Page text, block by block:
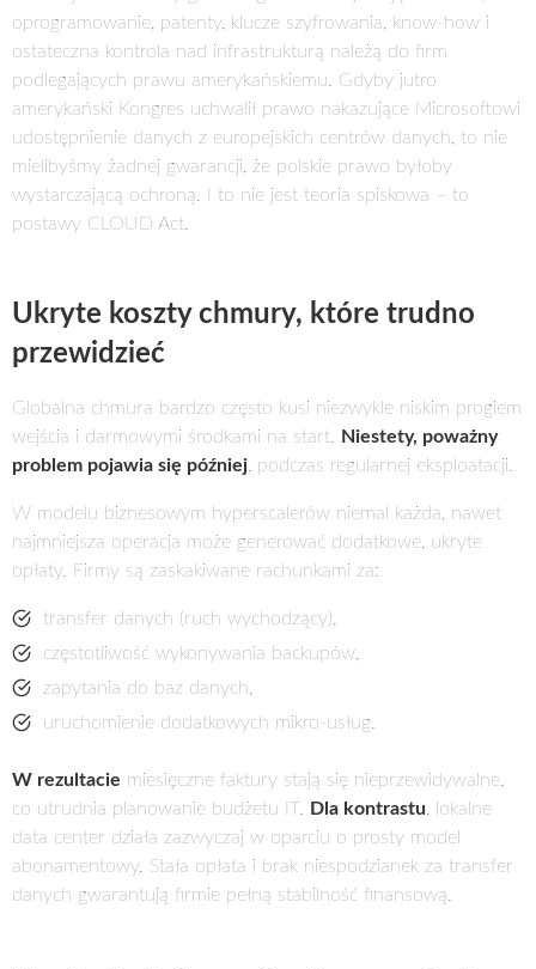
oprogramowanie, patenty, klucze szyfrowania, know-how i
ostateczna kontrola nad infrastrukturą należą do firm
podlegających prawu amerykańskiemu. Gdyby jutro
amerykański Kongres uchwalił prawo nakazujące Microsoftowi
udostępnienie danych z europejskich centrów danych, to nie
mielibyśmy żadnej gwarancji, że polskie prawo byłoby
wystarczającą ochroną. I to nie jest teoria spiskowa – to
postawy CLOUD Act.
Ukryte koszty chmury, które trudno
przewidzieć
Globalna chmura bardzo często kusi niezwykle niskim progiem
wejścia i darmowymi środkami na start.
Niestety, poważny
problem pojawia się później , podczas regularnej eksploatacji.
W modelu biznesowym hyperscalerów niemal każda, nawet
najmniejsza operacja może generować dodatkowe, ukryte
opłaty. Firmy są zaskakiwane rachunkami za:
transfer danych (ruch wychodzący),
częstotliwość wykonywania backupów,
zapytania do baz danych,
uruchomienie dodatkowych mikro-usług.
W rezultacie miesięczne faktury stają się nieprzewidywalne,
co utrudnia planowanie budżetu IT.
Dla kontrastu , lokalne
data center działa zazwyczaj w oparciu o prosty model
abonamentowy. Stała opłata i brak niespodzianek za transfer
danych gwarantują firmie pełną stabilność finansową.